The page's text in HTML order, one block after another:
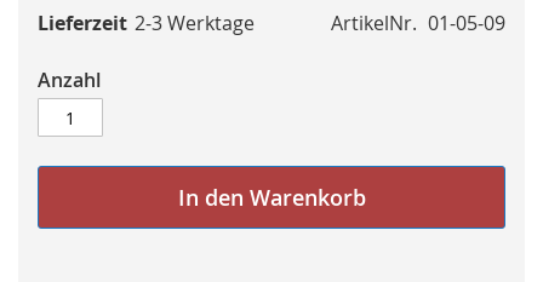
ArtikelNr. 01-05-09
Lieferzeit 2-3 Werktage
Anzahl
In den Warenkorb